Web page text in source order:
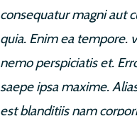
consequatur magni aut
quia. Enim ea tempore.
nemo perspiciatis et.
saepe ipsa maxime.
est blanditiis nam